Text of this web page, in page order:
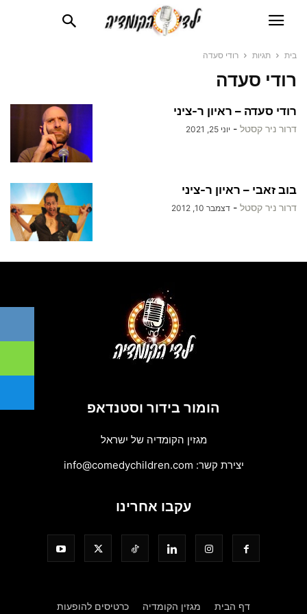
בית תגיות רודי סעדה
רודי סעדה
רודי סעדה – ראיון ר-ציני
דרור ניר קסטל - יוני 25, 2021
בוב זאבי – ראיון ר-ציני
דרור ניר קסטל - דצמבר 10, 2012
הומור בידור וסטנדאפ
מגזין הקומדיה של ישראל
יצירת קשר: info@comedychildren.com
עקבו אחרינו
דף הבית מגזין הקומדיה כרטיסים להופעות